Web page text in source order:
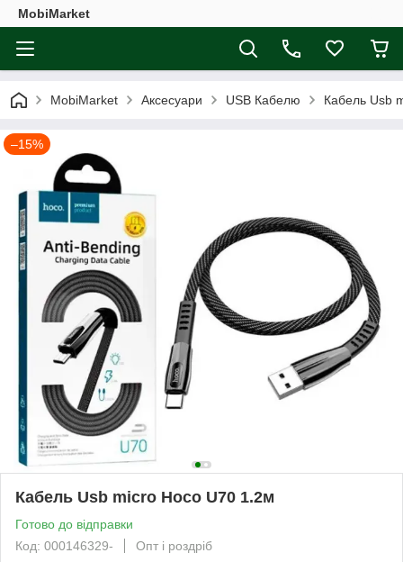
MobiMarket
MobiMarket Аксесуари USB Кабелю Кабель Usb
–15%
Кабель Usb micro Hoco U70 1.2м
Готово до відправки
Код: 000146329-
Опт і роздріб